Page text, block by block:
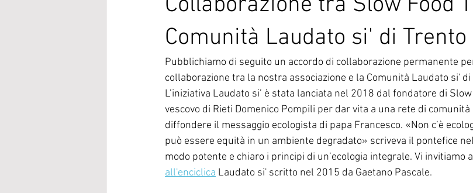
Comunità Laudato si' di Trento
Pubblichiamo di seguito un accordo di collaborazione permanente
collaborazione tra la nostra associazione e la Comunità Laudato si' di
L’iniziativa Laudato si’ è stata lanciata nel 2018 dal fondatore di
vescovo di Rieti Domenico Pompili per dar vita a una rete di
diffondere il messaggio ecologista di papa Francesco. «Non c’è
può essere equità in un ambiente degradato» scriveva il pontefice
modo potente e chiaro i principi di un’ecologia integrale. Vi invitiamo
all'enciclica Laudato si' scritto nel 2015 da Gaetano Pascale.